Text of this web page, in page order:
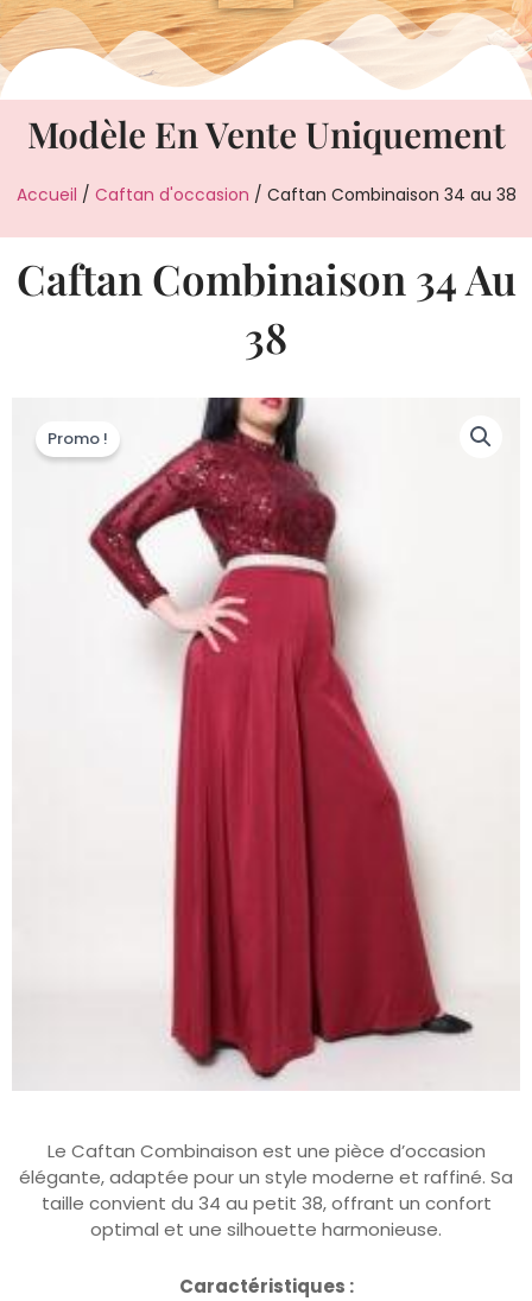
Modèle En Vente Uniquement
Accueil / Caftan d'occasion / Caftan Combinaison 34 au 38
Caftan Combinaison 34 Au
38
Promo !
Le Caftan Combinaison est une pièce d’occasion
élégante, adaptée pour un style moderne et raffiné. Sa
taille convient du 34 au petit 38, offrant un confort
optimal et une silhouette harmonieuse.
Caractéristiques :